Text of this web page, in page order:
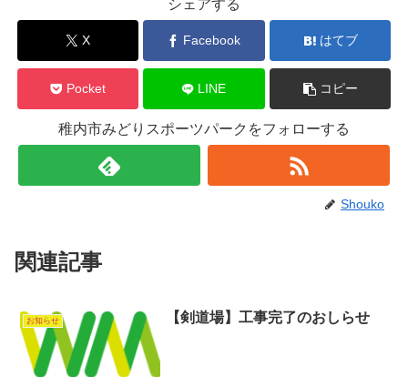
シェアする
X Facebook はてブ
Pocket LINE コピー
稚内市みどりスポーツパークをフォローする
Shouko
関連記事
お知らせ 【剣道場】工事完了のおしらせ